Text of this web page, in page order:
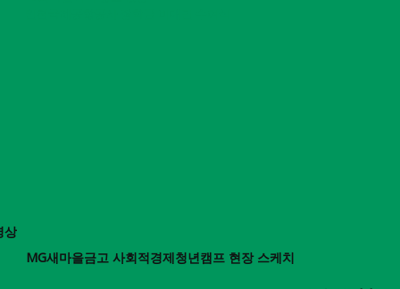
MG새마을금고 사회적경제청년캠프 현장 스케치
상